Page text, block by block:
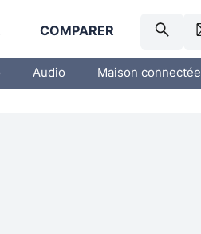
COMPARER
Audio Maison connectée